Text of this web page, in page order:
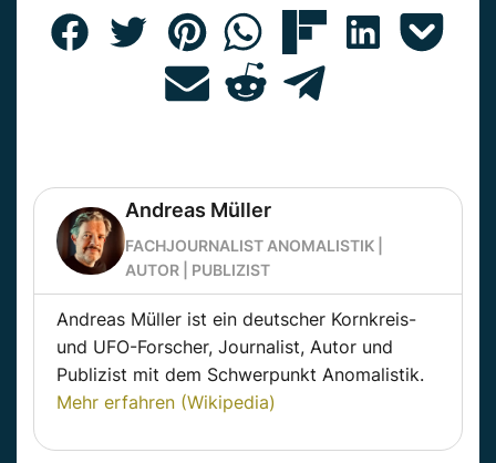
Andreas Müller
FACHJOURNALIST ANOMALISTIK |
AUTOR | PUBLIZIST
Andreas Müller ist ein deutscher Kornkreis-
und UFO-Forscher, Journalist, Autor und
Publizist mit dem Schwerpunkt Anomalistik.
Mehr erfahren (Wikipedia)